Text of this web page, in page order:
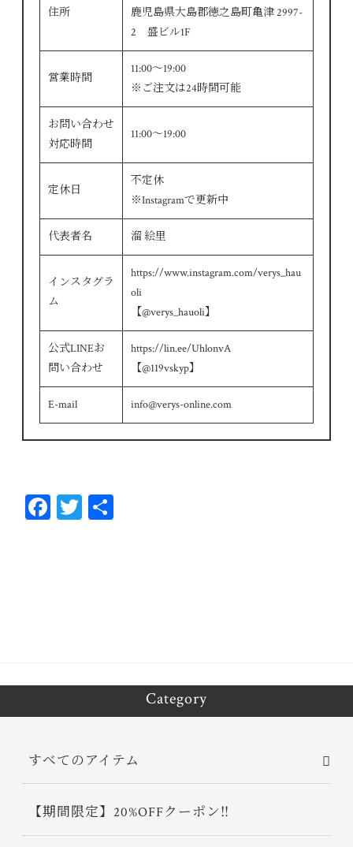
住所
鹿児島県大島郡徳之島町亀津 2997-
2 盛ビル1F
営業時間
11:00～19:00
※ご注文は24時間可能
お問い合わせ
対応時間
11:00～19:00
定休日
不定休
※Instagramで更新中
代表者名 溜 絵里
インスタグラ
ム
https://www.instagram.com/verys_hau
oli
【@verys_hauoli】
公式LINEお
問い合わせ
https://lin.ee/UhlonvA
【@119vskyp】
E-mail info@verys-online.com
Fa T
Category
すべてのアイテム
【期間限定】20%OFFクーポン‼